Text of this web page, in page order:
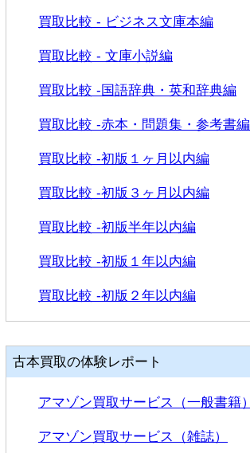
買取比較 - ビジネス文庫本編
買取比較 - 文庫小説編
買取比較 -国語辞典・英和辞典編
買取比較 -赤本・問題集・参考書編
買取比較 -初版１ヶ月以内編
買取比較 -初版３ヶ月以内編
買取比較 -初版半年以内編
買取比較 -初版１年以内編
買取比較 -初版２年以内編
古本買取の体験レポート
アマゾン買取サービス（一般書籍）
アマゾン買取サービス（雑誌）